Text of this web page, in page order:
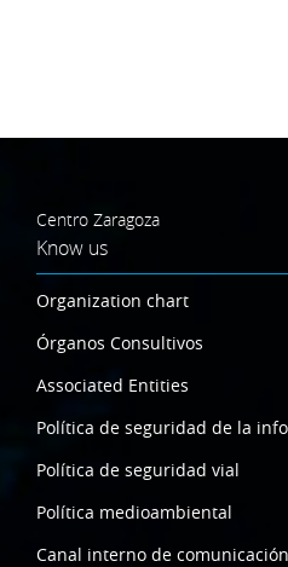
Centro Zaragoza
Know us
Organization chart
Órganos Consultivos
Associated Entities
Política de seguridad de la
Política de seguridad vial
Política medioambiental
Canal interno de comunicación